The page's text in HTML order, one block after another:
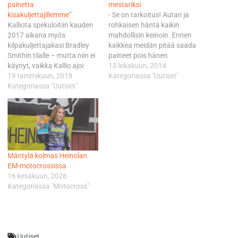
painetta
kisakuljettajillemme”
Kalliota spekuloitiin kauden
2017 aikana myös
kilpakuljettajakasi Bradley
Smithin tilalle – mutta niin ei
käynyt, vaikka Kallio ajoi
hienoja villin kortin kilpailuja.
Niitä hän ajaa myös ensi
kaudella, mahdollisesti jopa
kuusi. Beirer uskoo, että
Kallion jatkaminen
testikuljettajan roolissa
vahvistaa entisestään tiimin
kehitystyötä ja tekee
KTM:stä pitkällä tähtäimellä
entistä paremman.
”Kisakuljettajiemme…
19 tammikuun, 2018
Kategoriassa "Uutiset"
mestariksi
- Se on tarkoitus! Autan ja
rohkaisen häntä kaikin
mahdollisin keinoin. Ennen
kaikkea meidän pitää saada
paineet pois hänen
harteiltaan. On tärkeää pitää
hänet rauhallisena, korostaa
13 lokakuun, 2014
Kategoriassa "Uutiset"
Mäntylä kolmas Heinolan
EM-motocrossissa
16 kesäkuun, 2026
Kategoriassa "Motocross"
Uutiset